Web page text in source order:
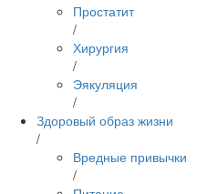
Простатит
/
Хирургия
/
Эякуляция
/
Здоровый образ жизни
/
Вредные привычки
/